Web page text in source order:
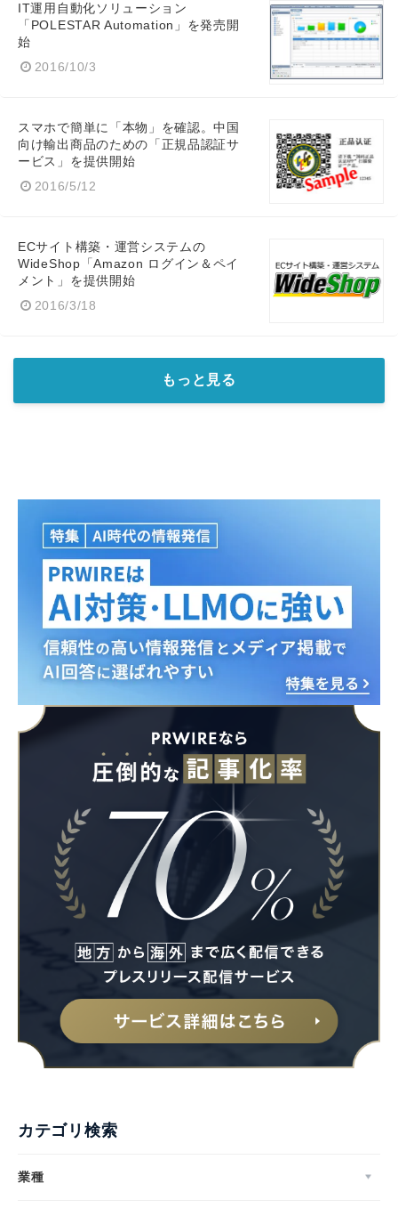
IT運用自動化ソリューション
「POLESTAR Automation」を発売開
始
2016/10/3
スマホで簡単に「本物」を確認。中国
向け輸出商品のための「正規品認証サ
ービス」を提供開始
2016/5/12
ECサイト構築・運営システムの
WideShop「Amazon ログイン＆ペイ
メント」を提供開始
2016/3/18
もっと見る
カテゴリ検索
業種